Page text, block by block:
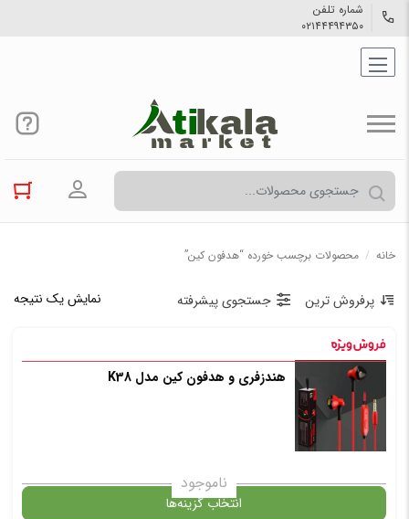
شماره تلفن
۰۲۱۴۴۴۹۴۳۵۰
ورود به
خانه / محصولات برچسب خورده “هدفون کین”
نمایش یک نتیجه پرفروش ترین جستجوی پیشرفته
هندزفری و هدفون کین مدل K38
ناموجود
انتخاب گزینه‌ها